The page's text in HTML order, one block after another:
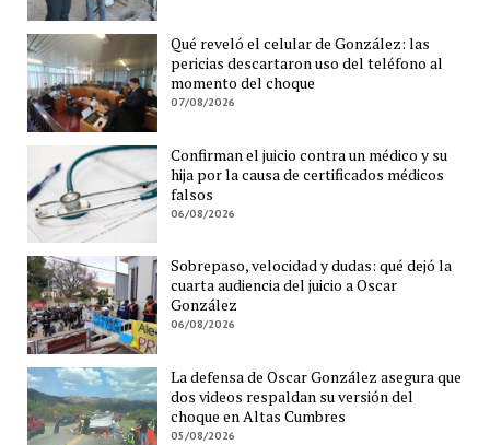
Qué reveló el celular de González: las
pericias descartaron uso del teléfono al
momento del choque
07/08/2026
Confirman el juicio contra un médico y su
hija por la causa de certificados médicos
falsos
06/08/2026
Sobrepaso, velocidad y dudas: qué dejó la
cuarta audiencia del juicio a Oscar
González
06/08/2026
La defensa de Oscar González asegura que
dos videos respaldan su versión del
choque en Altas Cumbres
05/08/2026